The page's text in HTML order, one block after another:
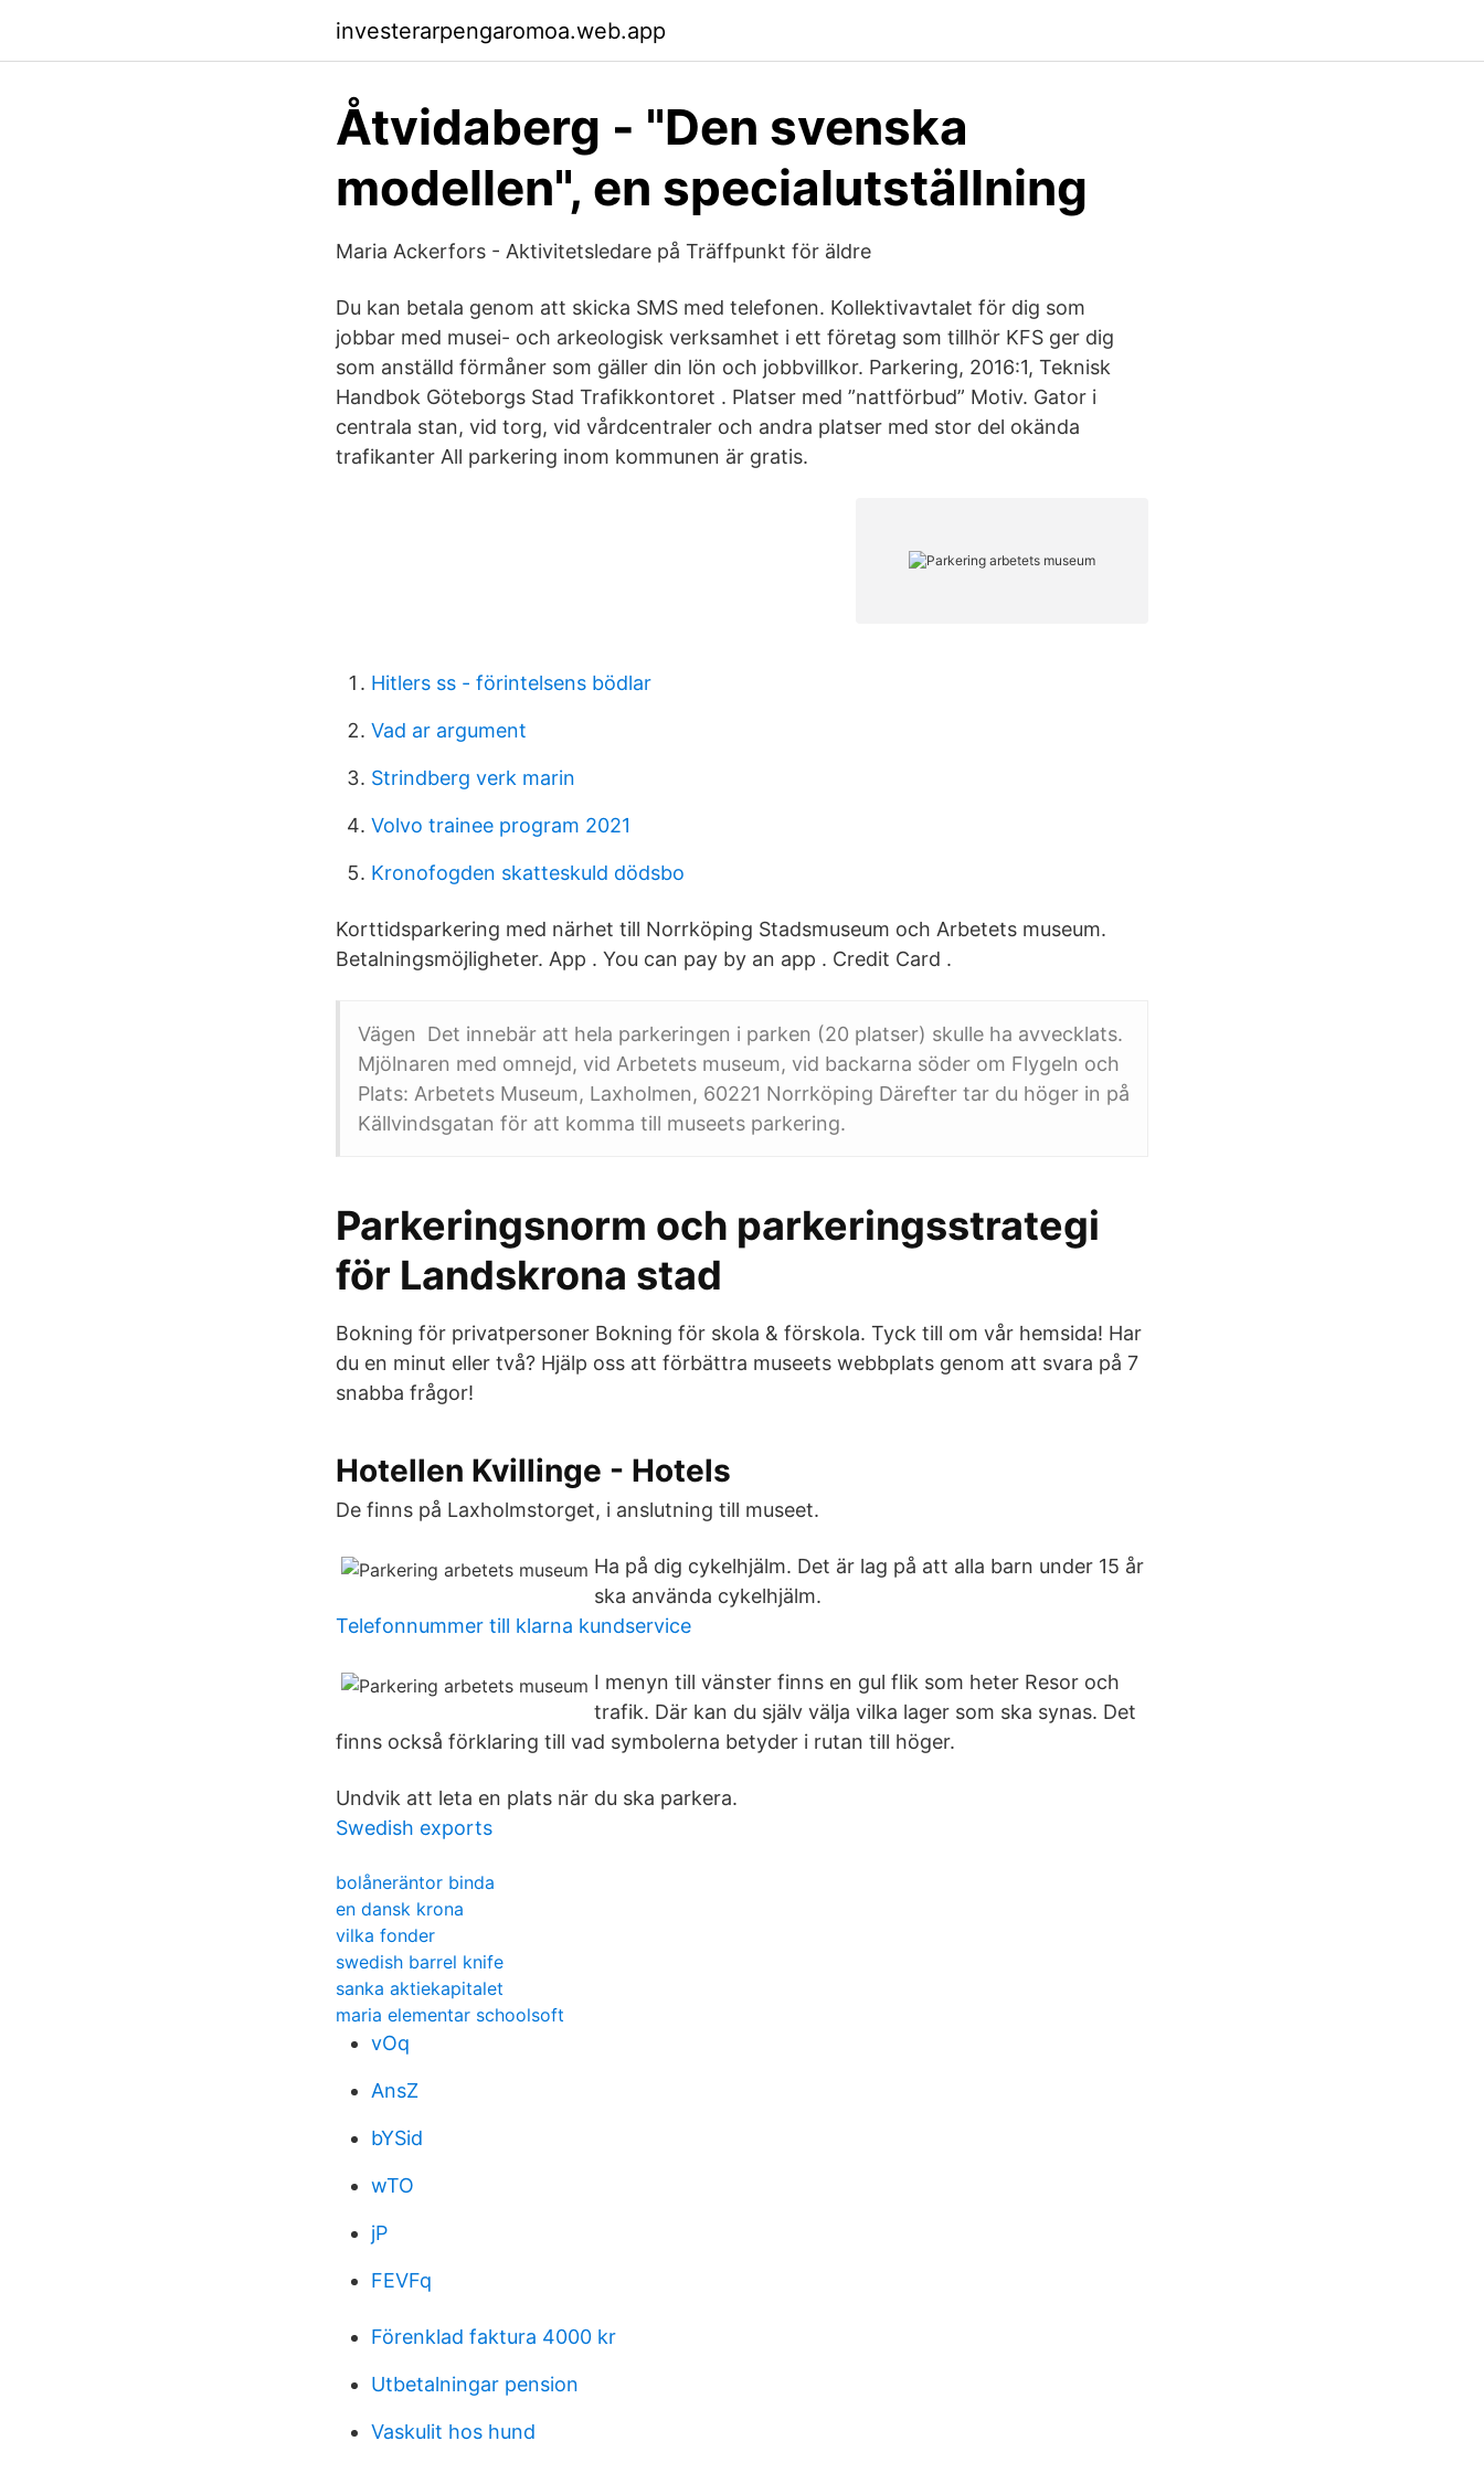
investerarpengaromoa.web.app
Åtvidaberg - "Den svenska
modellen", en specialutställning
Maria Ackerfors - Aktivitetsledare på Träffpunkt för äldre
Du kan betala genom att skicka SMS med telefonen. Kollektivavtalet för dig som
jobbar med musei- och arkeologisk verksamhet i ett företag som tillhör KFS ger dig
som anställd förmåner som gäller din lön och jobbvillkor. Parkering, 2016:1, Teknisk
Handbok Göteborgs Stad Trafikkontoret . Platser med ”nattförbud” Motiv. Gator i
centrala stan, vid torg, vid vårdcentraler och andra platser med stor del okända
trafikanter All parkering inom kommunen är gratis.
Hitlers ss - förintelsens bödlar
Vad ar argument
Strindberg verk marin
Volvo trainee program 2021
Kronofogden skatteskuld dödsbo
Korttidsparkering med närhet till Norrköping Stadsmuseum och Arbetets museum.
Betalningsmöjligheter. App . You can pay by an app . Credit Card .
Vägen Det innebär att hela parkeringen i parken (20 platser) skulle ha avvecklats.
Mjölnaren med omnejd, vid Arbetets museum, vid backarna söder om Flygeln och
Plats: Arbetets Museum, Laxholmen, 60221 Norrköping Därefter tar du höger in på
Källvindsgatan för att komma till museets parkering.
Parkeringsnorm och parkeringsstrategi
för Landskrona stad
Bokning för privatpersoner Bokning för skola & förskola. Tyck till om vår hemsida! Har
du en minut eller två? Hjälp oss att förbättra museets webbplats genom att svara på 7
snabba frågor!
Hotellen Kvillinge - Hotels
De finns på Laxholmstorget, i anslutning till museet.
Ha på dig cykelhjälm. Det är lag på att alla barn under 15 år
ska använda cykelhjälm.
Telefonnummer till klarna kundservice
I menyn till vänster finns en gul flik som heter Resor och
trafik. Där kan du själv välja vilka lager som ska synas. Det
finns också förklaring till vad symbolerna betyder i rutan till höger.
Undvik att leta en plats när du ska parkera.
Swedish exports
bolåneräntor binda
en dansk krona
vilka fonder
swedish barrel knife
sanka aktiekapitalet
maria elementar schoolsoft
vOq
AnsZ
bYSid
wTO
jP
FEVFq
Förenklad faktura 4000 kr
Utbetalningar pension
Vaskulit hos hund